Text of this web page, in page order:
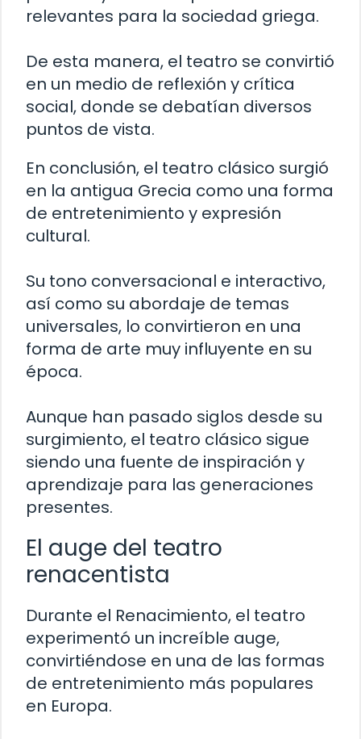
relevantes para la sociedad griega.
De esta manera, el teatro se convirtió
en un medio de reflexión y crítica
social, donde se debatían diversos
puntos de vista.
En conclusión, el teatro clásico surgió
en la antigua Grecia como una forma
de entretenimiento y expresión
cultural.
Su tono conversacional e interactivo,
así como su abordaje de temas
universales, lo convirtieron en una
forma de arte muy influyente en su
época.
Aunque han pasado siglos desde su
surgimiento, el teatro clásico sigue
siendo una fuente de inspiración y
aprendizaje para las generaciones
presentes.
El auge del teatro
renacentista
Durante el Renacimiento, el teatro
experimentó un increíble auge,
convirtiéndose en una de las formas
de entretenimiento más populares
en Europa.